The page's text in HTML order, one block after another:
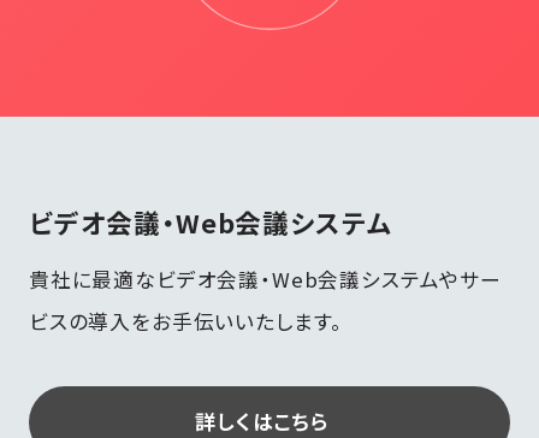
ビデオ会議・Web会議システム
貴社に最適なビデオ会議・Web会議システムやサー
ビスの導入をお手伝いいたします。
詳しくはこちら